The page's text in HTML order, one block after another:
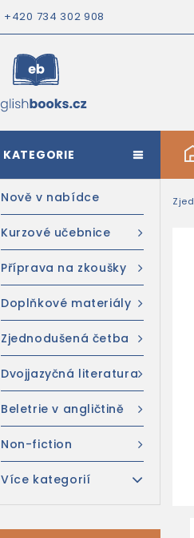
+420 734 302 908
KATEGORIE
Nově v nabídce
Kurzové učebnice
Příprava na zkoušky
Doplňkové materiály
Zjednodušená četba
Dvojjazyčná literatura
Beletrie v angličtině
Non-fiction
Více kategorií